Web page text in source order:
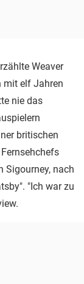
Weaver
mit elf Jahren
nie das
britischen
Sigourney, nach
"Ich war zu